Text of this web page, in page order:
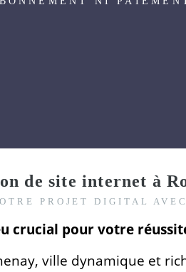
de site internet à
PROJET DIGITAL
crucial pour votre
ville dynamique et